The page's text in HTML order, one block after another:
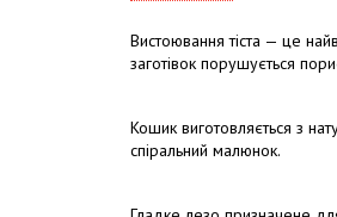
Вистоювання тіста — це
заготівок порушується
Кошик виготовляється з
спіральний малюнок.